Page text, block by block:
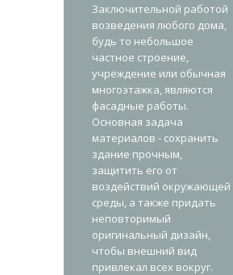
Заключительной работой
возведения любого дома,
будь то небольшое
частное строение,
учреждение или обычная
многоэтажка, являются
фасадные работы.
Основная задача
материалов - сохранить
здание прочным,
защитить его от
воздействий окружающей
среды, а также придать
неповторимый
оригинальный дизайн,
чтобы внешний вид
привлекал всех вокруг.